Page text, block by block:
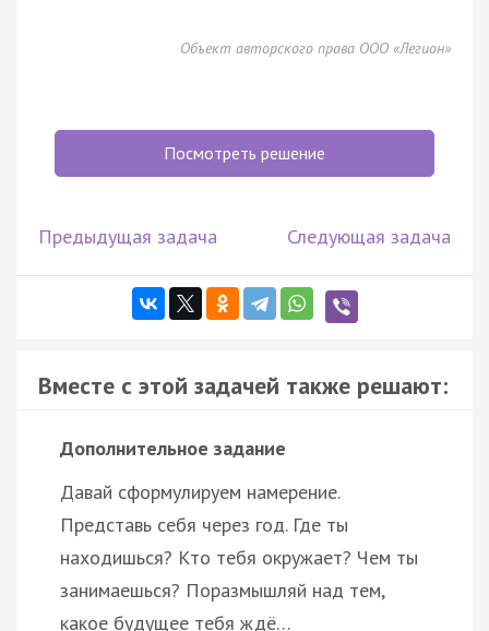
Объект авторского права ООО «Легион»
Посмотреть решение
Предыдущая задача Следующая задача
Вместе с этой задачей также решают:
Дополнительное задание
Давай сформулируем намерение.
Представь себя через год. Где ты
находишься? Кто тебя окружает? Чем ты
занимаешься? Поразмышляй над тем,
какое будущее тебя ждё…